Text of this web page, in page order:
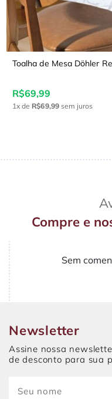
Toalha de Mesa Döhler
R$69,99
1x de R$69,99sem juros
Compre e
Sem
Newsletter
Assine nossa
de desconto para sua